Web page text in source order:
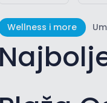
Wellness i more